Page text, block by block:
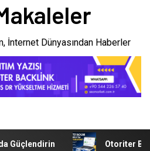
İnternet Dünyasından Haberler
Otoriter